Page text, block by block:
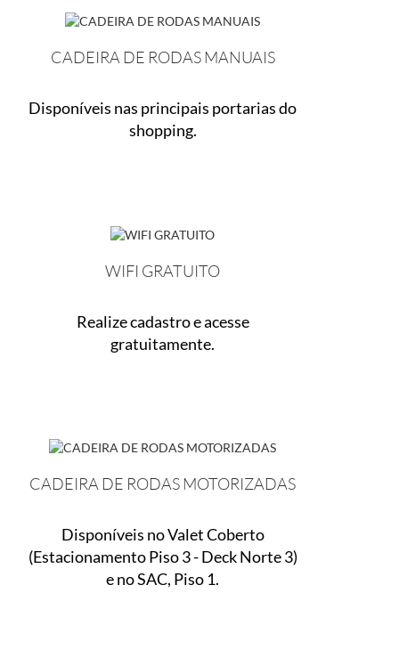
CADEIRA DE RODAS MANUAIS
Disponíveis nas principais portarias do
shopping.
WIFI GRATUITO
Realize cadastro e acesse
gratuitamente.
CADEIRA DE RODAS MOTORIZADAS
Disponíveis no Valet Coberto
(Estacionamento Piso 3 - Deck Norte 3)
e no SAC, Piso 1.